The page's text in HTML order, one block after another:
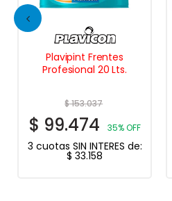
Plavipint Frentes
Profesional 20 Lts.
$153.037
$ 99.474 35% OFF
3 cuotas SIN INTERES de:
$ 33.158